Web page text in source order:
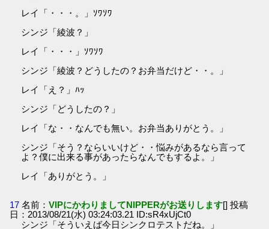
レイ「・・・。」ｿﾜｿﾜ
シンジ「綾波？」
レイ「・・・」ｿﾜｿﾜ
シンジ「綾波？どうしたの？お弁当だけど・・。」
レイ「え？」ﾊｯ
シンジ「どうしたの？」
レイ「な・・なんでも無い。お弁当ありがとう。」
シンジ「そう？ならいいけど・・悩みがあるなら言って
よ？僕に出来る事があったらなんでもするよ。」
レイ「ありがとう。」
17 名前：VIPにかわりましてNIPPERがお送りします[] 投稿
日：2013/08/21(水) 03:24:03.21 ID:sR4xUjCt0
シンジ「そういえば今日シンクロテストだね。」